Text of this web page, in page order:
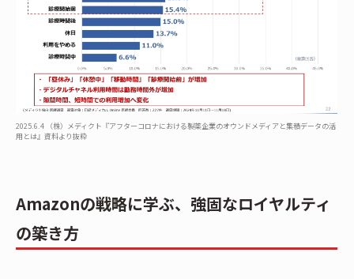
2025.6.4 （株）メディクト『アフターコロナにおける製薬企業のオウンドメディアと集積データの活
用とは』資料より抜粋
Amazonの戦略に学ぶ、強固なロイヤルティ
の築き方